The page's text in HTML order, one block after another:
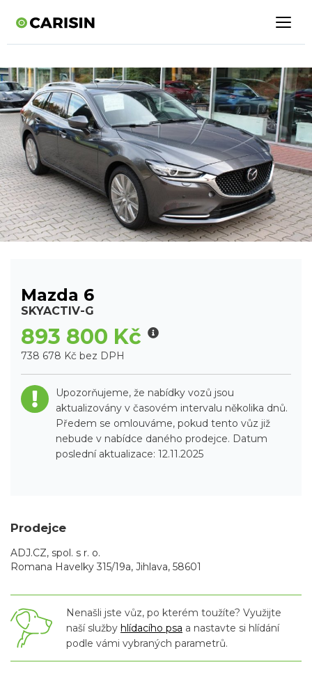
Mazda 6
SKYACTIV-G
893 800 Kč
738 678 Kč bez DPH
Upozorňujeme, že nabídky vozů jsou
aktualizovány v časovém intervalu několika dnů.
Předem se omlouváme, pokud tento vůz již
nebude v nabídce daného prodejce. Datum
poslední aktualizace: 12.11.2025
Prodejce
ADJ.CZ, spol. s r. o.
Romana Havelky 315/19a, Jihlava, 58601
Nenašli jste vůz, po kterém toužíte? Využijte
naší služby hlídacího psa a nastavte si hlídání
podle vámi vybraných parametrů.